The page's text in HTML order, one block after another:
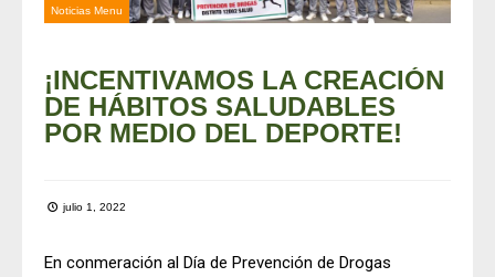
Noticias Menu
¡INCENTIVAMOS LA CREACIÓN
DE HÁBITOS SALUDABLES
POR MEDIO DEL DEPORTE!
julio 1, 2022
En conmeración al Día de Prevención de Drogas